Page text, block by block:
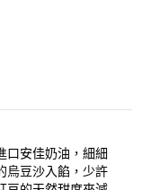
口安佳奶油，細細
烏豆沙入餡，少許